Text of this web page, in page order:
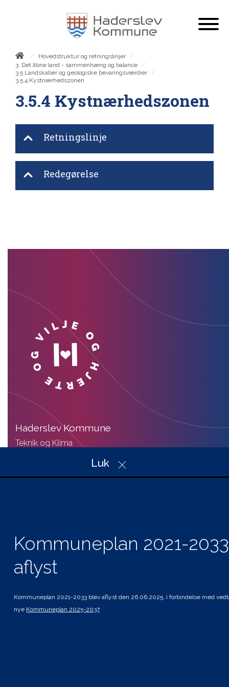
/ Hovedstruktur og retningslinjer
/
3. Det åbne land - sammenhæng og balance
/
3.5 Landskaber og geologiske bevaringsværdier
/
3.5.4 Kystnærhedszonen
3.5.4 Kystnærhedszonen
Retningslinje
Redegørelse
Luk
Kommuneplan 2021-
aflyst
Kommuneplan 2021-2033 blev aflyst den 26.06.2025, i forbindelse med
nye Kommuneplan 2025-2037
Haderslev Kommune
Teknik og Klima
Christian X’s Vej 39, Indgang A
Genveje
Planer i høring
Andre planer og strategier